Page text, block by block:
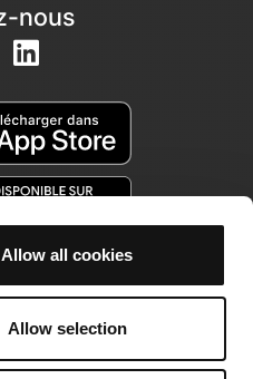
Allow all cookies
Allow selection
nous